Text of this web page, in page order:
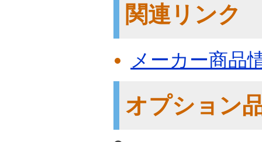
関連リンク
メーカー商品
オプション